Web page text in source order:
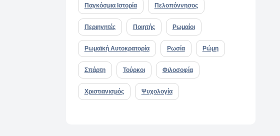
Παγκόσμια Ιστορία Πελοπόννησος
Περιηγητές Ποιητής Ρωμαίοι
Ρωμαϊκή Αυτοκρατορία Ρωσία Ρώμη
Σπάρτη Τούρκοι Φιλοσοφία
Χριστιανισμός Ψυχολογία